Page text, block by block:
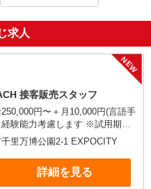
求人
NEW
接客販売スタッフ
円〜＋月10,000円(言語手
能力考慮します ※試用期間3
里万博公園2-1 EXPOCITY
詳細を見る